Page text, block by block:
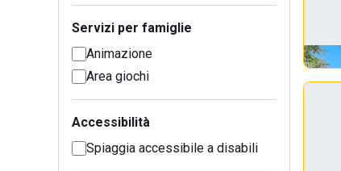
Servizi per famiglie
Animazione
Area giochi
Accessibilità
Spiaggia accessibile a disabili